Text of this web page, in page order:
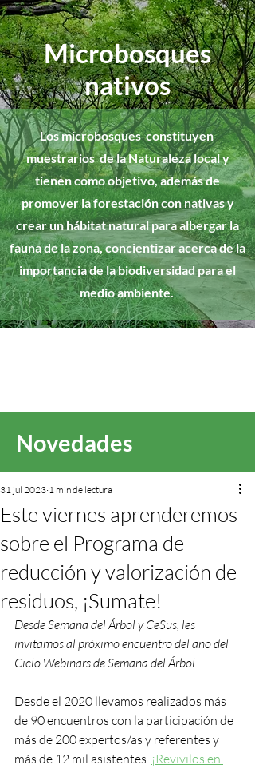
Microbosques
nativos
Los microbosques constituyen
muestrarios de la Naturaleza local y
tienen como objetivo, además de
promover la forestación con nativas y
crear un hábitat natural para albergar la
fauna de la zona, concientizar acerca de la
importancia de la biodiversidad para el
medio ambiente.
Novedades
Este viernes aprenderemos
sobre el Programa de
reducción y valorización de
residuos, ¡Sumate!
31 jul 2023 1 min de lectura
Desde Semana del Árbol y CeSus, les
invitamos al próximo encuentro del año del
Ciclo Webinars de Semana del Árbol.
Desde el 2020 llevamos realizados más
de 90 encuentros con la participación de
más de 200 expertos/as y referentes y
más de 12 mil asistentes. ¡Revivilos en